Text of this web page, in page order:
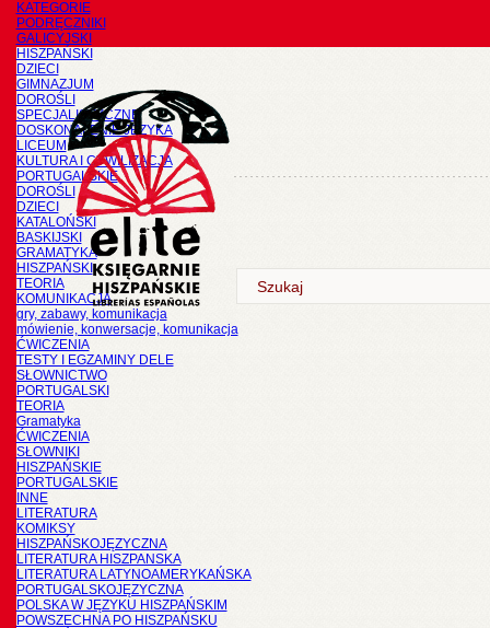
KATEGORIE
PODRĘCZNIKI
GALICYJSKI
HISZPAŃSKI
DZIECI
GIMNAZJUM
DOROŚLI
SPECJALISTYCZNE
DOSKONALENIE JĘZYKA
LICEUM
KULTURA I CYWILIZACJA
PORTUGALSKIE
DOROŚLI
DZIECI
KATALOŃSKI
BASKIJSKI
GRAMATYKA
HISZPAŃSKI
TEORIA
KOMUNIKACJA
gry, zabawy, komunikacja
mówienie, konwersacje, komunikacja
ĆWICZENIA
TESTY I EGZAMINY DELE
SŁOWNICTWO
PORTUGALSKI
TEORIA
Gramatyka
ĆWICZENIA
SŁOWNIKI
HISZPAŃSKIE
PORTUGALSKIE
INNE
LITERATURA
KOMIKSY
HISZPAŃSKOJĘZYCZNA
LITERATURA HISZPANSKA
LITERATURA LATYNOAMERYKAŃSKA
PORTUGALSKOJĘZYCZNA
POLSKA W JĘZYKU HISZPAŃSKIM
POWSZECHNA PO HISZPAŃSKU